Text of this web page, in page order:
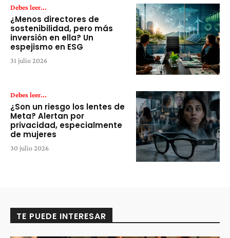
Debes leer...
¿Menos directores de
sostenibilidad, pero más
inversión en ella? Un
espejismo en ESG
31 julio 2026
Debes leer...
¿Son un riesgo los lentes de
Meta? Alertan por
privacidad, especialmente
de mujeres
30 julio 2026
TE PUEDE INTERESAR